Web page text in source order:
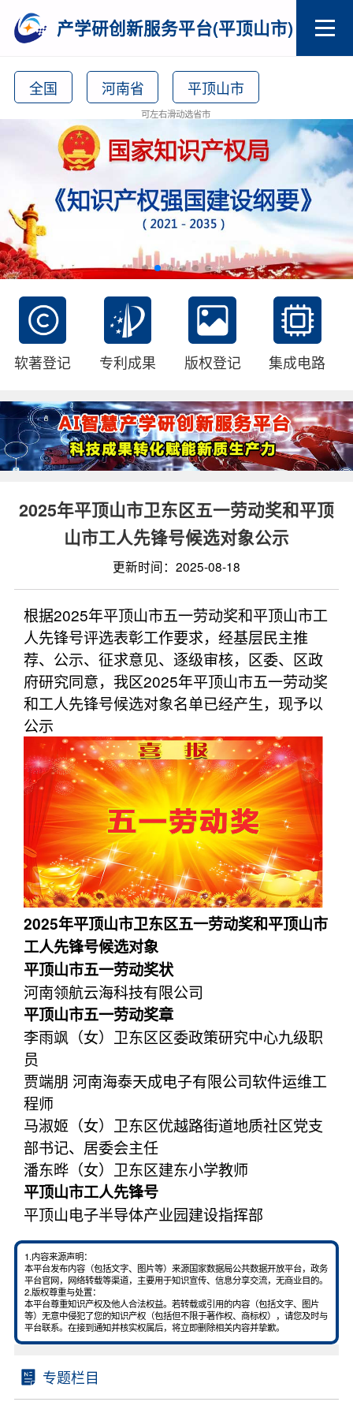
产学研创新服务平台(平顶山市)
全国 河南省 平顶山市
可左右滑动选省市
软著登记 专利成果 版权登记 集成电路
2025年平顶山市卫东区五一劳动奖和平顶
山市工人先锋号候选对象公示
更新时间：2025-08-18
根据2025年平顶山市五一劳动奖和平顶山市工
人先锋号评选表彰工作要求，经基层民主推
荐、公示、征求意见、逐级审核，区委、区政
府研究同意，我区2025年平顶山市五一劳动奖
和工人先锋号候选对象名单已经产生，现予以
公示
2025年平顶山市卫东区五一劳动奖和平顶山市
工人先锋号候选对象
平顶山市五一劳动奖状
河南领航云海科技有限公司
平顶山市五一劳动奖章
李雨飒（女）卫东区区委政策研究中心九级职
员
贾端朋 河南海泰天成电子有限公司软件运维工
程师
马淑姬（女）卫东区优越路街道地质社区党支
部书记、居委会主任
潘东晔（女）卫东区建东小学教师
平顶山市工人先锋号
平顶山电子半导体产业园建设指挥部
1.内容来源声明：
本平台发布内容（包括文字、图片等）来源国家数据局公共数据开放平台，政务
平台官网，网络转载等渠道，主要用于知识宣传、信息分享交流，无商业目的。
2.版权尊重与处置：
本平台尊重知识产权及他人合法权益。若转载或引用的内容（包括文字、图片
等）无意中侵犯了您的知识产权（包括但不限于著作权、商标权），请您及时与
平台联系。在接到通知并核实权属后，将立即删除相关内容并挚歉。
专题栏目